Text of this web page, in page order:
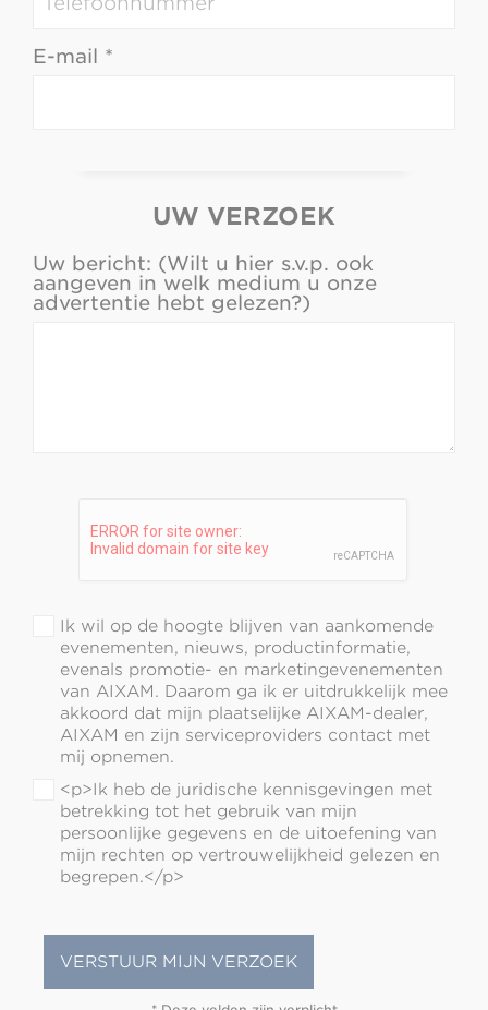
E-mail *
UW VERZOEK
Uw bericht: (Wilt u hier s.v.p. ook
aangeven in welk medium u onze
advertentie hebt gelezen?)
Ik wil op de hoogte blijven van aankomende
evenementen, nieuws, productinformatie,
evenals promotie- en marketingevenementen
van AIXAM. Daarom ga ik er uitdrukkelijk mee
akkoord dat mijn plaatselijke AIXAM-dealer,
AIXAM en zijn serviceproviders contact met
mij opnemen.
<p>Ik heb de juridische kennisgevingen met
betrekking tot het gebruik van mijn
persoonlijke gegevens en de uitoefening van
mijn rechten op vertrouwelijkheid gelezen en
begrepen.</p>